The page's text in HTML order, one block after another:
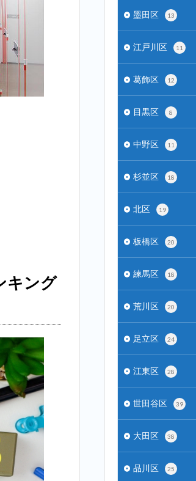
キング
墨田区 13
江戸川区 11
葛飾区 12
目黒区 8
中野区 11
杉並区 18
北区 19
板橋区 20
練馬区 18
荒川区 20
足立区 24
江東区 28
世田谷区 39
大田区 38
品川区 25